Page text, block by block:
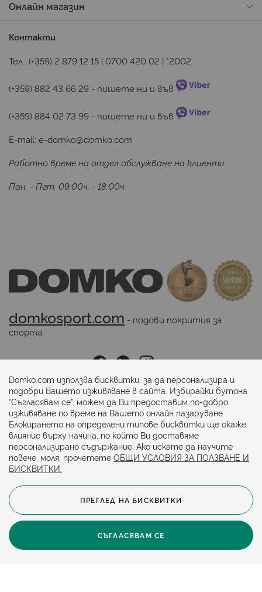
Онлайн магазин
Контакти
Тел.: (+359) 2 879 12 15 | 0700 420 02 | *2002
(+359) 882 43 66 29 - пишете ни и във
(+359) 884 02 73 99 - пишете ни и във
E-mail: e-domko@domko.com
Работно време на отдел обслужване на клиенти:
Пон. - Пет. 09:00ч. - 18:00ч.
domkosport.com - подови покрития за
спорта
Последвайте ни:
Начини на плащане:
© 2024. Всички права запазени.
Общи условия
Политика за бисквитки
Domko.com използва бисквитки, за да персонализира и
подобри Вашето изживяване в сайта. Избирайки бутона
“Съгласявам се”, можем да Ви предоставим по-добро
изживяване по време на Вашето онлайн пазаруване.
Блокирането на определени типове бисквитки ще окаже
влияние върху начина, по който Ви доставяме
персонализирано съдържание. Ако искате да научите
повече, моля, прочетете ОБЩИ УСЛОВИЯ ЗА ПОЛЗВАНЕ И
БИСКВИТКИ.
СЪГЛАСЯВАМ СЕ
ПРЕГЛЕД НА БИСКВИТКИ